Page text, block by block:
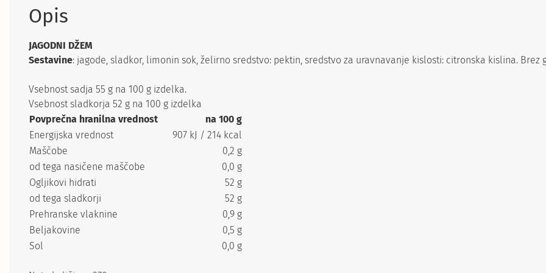
Opis
JAGODNI DŽEM
Sestavine: jagode, sladkor, limonin sok, želirno sredstvo: pektin, sredstvo za uravnavanje kislosti: citronska kislina. Brez
Vsebnost sadja 55 g na 100 g izdelka.
Vsebnost sladkorja 52 g na 100 g izdelka
Povprečna hranilna vrednost
na 100 g
Energijska vrednost
907 kJ / 214 kcal
Maščobe
0,2 g
od tega nasičene maščobe
0,0 g
Ogljikovi hidrati
52 g
od tega sladkorji
52 g
Prehranske vlaknine
0,9 g
Beljakovine
0,5 g
Sol
0,0 g